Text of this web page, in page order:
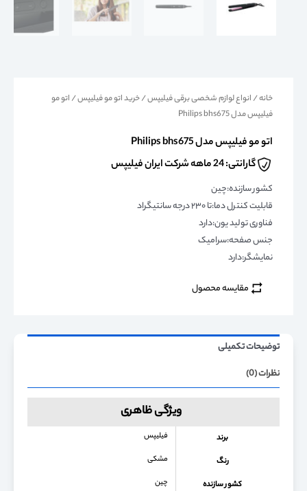
خانه/ انواع لوازم شخصی برقی فیلیپس/خرید اتو مو فیلیپس/ اتو مو
فیلیپس مدل Philips bhs675
اتو مو فیلیپس مدل Philips bhs675
گارانتی: 24 ماهه شرکت ایران فیلیپس
کشور سازنده:چین
قابلیت کنترل دما:تا ۲۳۰ درجه سانتیگراد
فناوری تولید یون:دارد
جنس صفحه:سرامیک
نمایشگر:دارد
مقایسه محصول
توضیحات تکمیلی
نظرات (0)
ویژگی ظاهری
برند فیلیپس
رنگ مشکی
کشور سازنده چین